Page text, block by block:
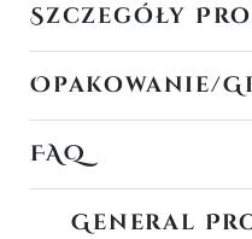
Szczegóły
Opakowanie/
FAQ
General